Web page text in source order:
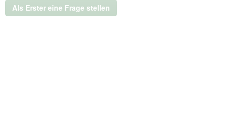
ein
modales
Als Erster eine Frage stellen